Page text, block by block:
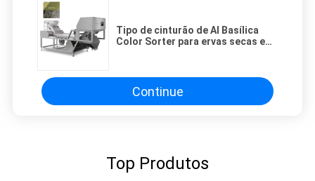
Tipo de cinturão de AI Basílica
Color Sorter para ervas secas e
Continue
Top Produtos